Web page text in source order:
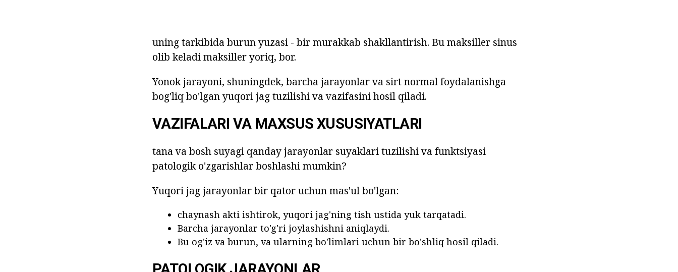
uning tarkibida burun yuzasi - bir murakkab shakllantirish. Bu maksiller sinus
olib keladi maksiller yoriq, bor.
Yonok jarayoni, shuningdek, barcha jarayonlar va sirt normal foydalanishga
bog'liq bo'lgan yuqori jag tuzilishi va vazifasini hosil qiladi.
VAZIFALARI VA MAXSUS XUSUSIYATLARI
tana va bosh suyagi qanday jarayonlar suyaklari tuzilishi va funktsiyasi
patologik o'zgarishlar boshlashi mumkin?
Yuqori jag jarayonlar bir qator uchun mas'ul bo'lgan:
chaynash akti ishtirok, yuqori jag'ning tish ustida yuk tarqatadi.
Barcha jarayonlar to'g'ri joylashishni aniqlaydi.
Bu og'iz va burun, va ularning bo'limlari uchun bir bo'shliq hosil qiladi.